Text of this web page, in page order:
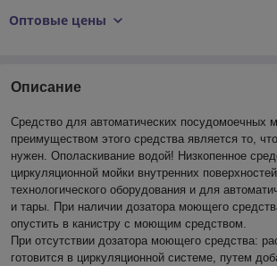
Оптовые цены
Описание
Cредство для автоматических
преимуществом этого средства является то,
нужен. Ополаскивание водой! Низкопенное
циркуляционной мойки внутренних
технологического оборудования и для
и тары. При наличии дозатора моющего
опустить в канистру с моющим средством.
При отсутствии дозатора моющего средства:
готовится в циркуляционной системе, путем